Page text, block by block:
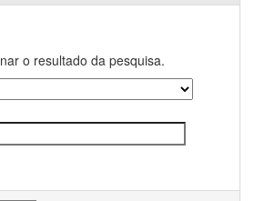
o resultado da pesquisa.